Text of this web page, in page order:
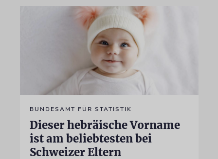
BUNDESAMT FÜR STATISTIK
Dieser hebräische Vorname
ist am beliebtesten bei
Schweizer Eltern